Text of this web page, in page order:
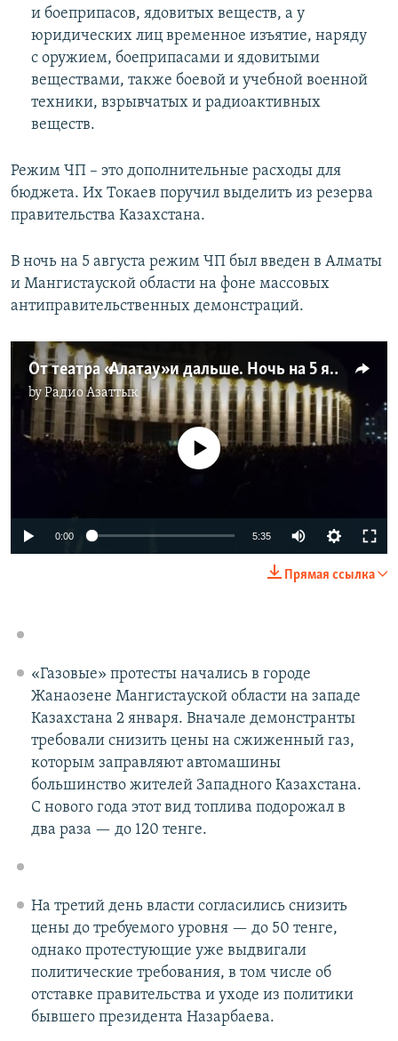
и боеприпасов, ядовитых веществ, а у
юридических лиц временное изъятие, наряду
с оружием, боеприпасами и ядовитыми
веществами, также боевой и учебной военной
техники, взрывчатых и радиоактивных
веществ.
Режим ЧП – это дополнительные расходы для
бюджета. Их Токаев поручил выделить из резерва
правительства Казахстана.
В ночь на 5 августа режим ЧП был введен в Алматы
и Мангистауской области на фоне массовых
антиправительственных демонстраций.
От театра «Алатау» и дальше. Ночь на 5 января в Алматы
byРадио Азаттык
No media source currently available
0:00 5:35
Прямая ссылка
«Газовые» протесты начались в городе
Жанаозене Мангистауской области на западе
Казахстана 2 января. Вначале демонстранты
требовали снизить цены на сжиженный газ,
которым заправляют автомашины
большинство жителей Западного Казахстана.
С нового года этот вид топлива подорожал в
два раза — до 120 тенге.
На третий день власти согласились снизить
цены до требуемого уровня — до 50 тенге,
однако протестующие уже выдвигали
политические требования, в том числе об
отставке правительства и уходе из политики
бывшего президента Назарбаева.